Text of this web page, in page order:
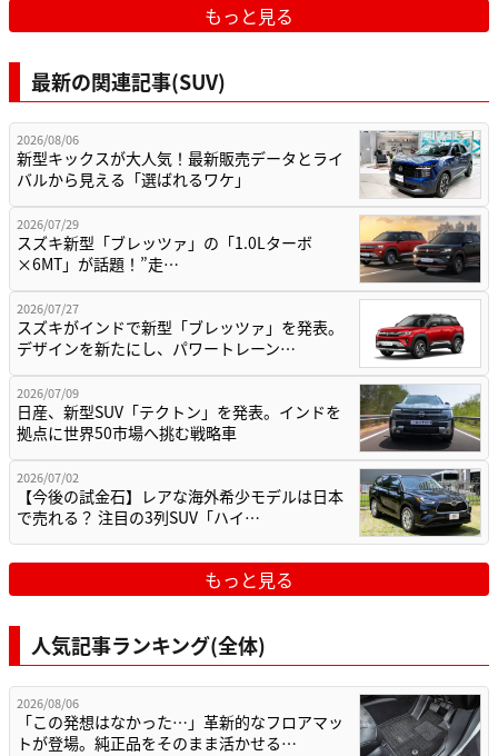
もっと見る
最新の関連記事(SUV)
2026/08/06
新型キックスが大人気！最新販売データとライ
バルから見える「選ばれるワケ」
2026/07/29
スズキ新型「ブレッツァ」の「1.0Lターボ
×6MT」が話題！”走…
2026/07/27
スズキがインドで新型「ブレッツァ」を発表。
デザインを新たにし、パワートレーン…
2026/07/09
日産、新型SUV「テクトン」を発表。インドを
拠点に世界50市場へ挑む戦略車
2026/07/02
【今後の試金石】レアな海外希少モデルは日本
で売れる？ 注目の3列SUV「ハイ…
もっと見る
人気記事ランキング(全体)
2026/08/06
「この発想はなかった…」革新的なフロアマッ
トが登場。純正品をそのまま活かせる…